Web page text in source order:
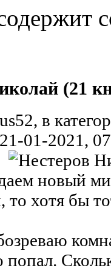
(21
в
01-2021,
новый
то хотя бы